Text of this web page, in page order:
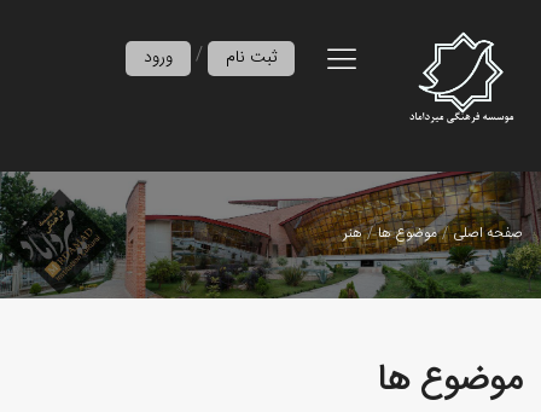
ورود / ثبت نام
صفحه اصلی موضوع ها هنر
موضوع ها